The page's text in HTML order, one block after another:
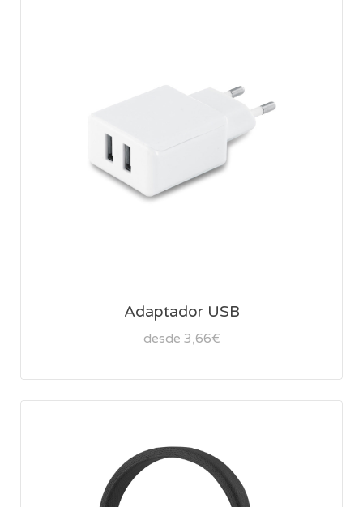
Adaptador USB
desde 3,66€